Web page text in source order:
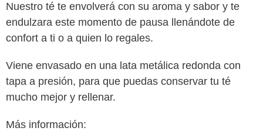
Nuestro té te envolverá con su aroma y sabor y te
endulzara este momento de pausa llenándote de
confort a ti o a quien lo regales.
Viene envasado en una lata metálica redonda con
tapa a presión, para que puedas conservar tu té
mucho mejor y rellenar.
Más información: